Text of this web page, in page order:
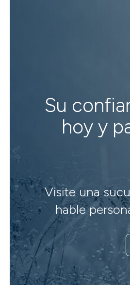
Su
hoy y
Visite una
hable